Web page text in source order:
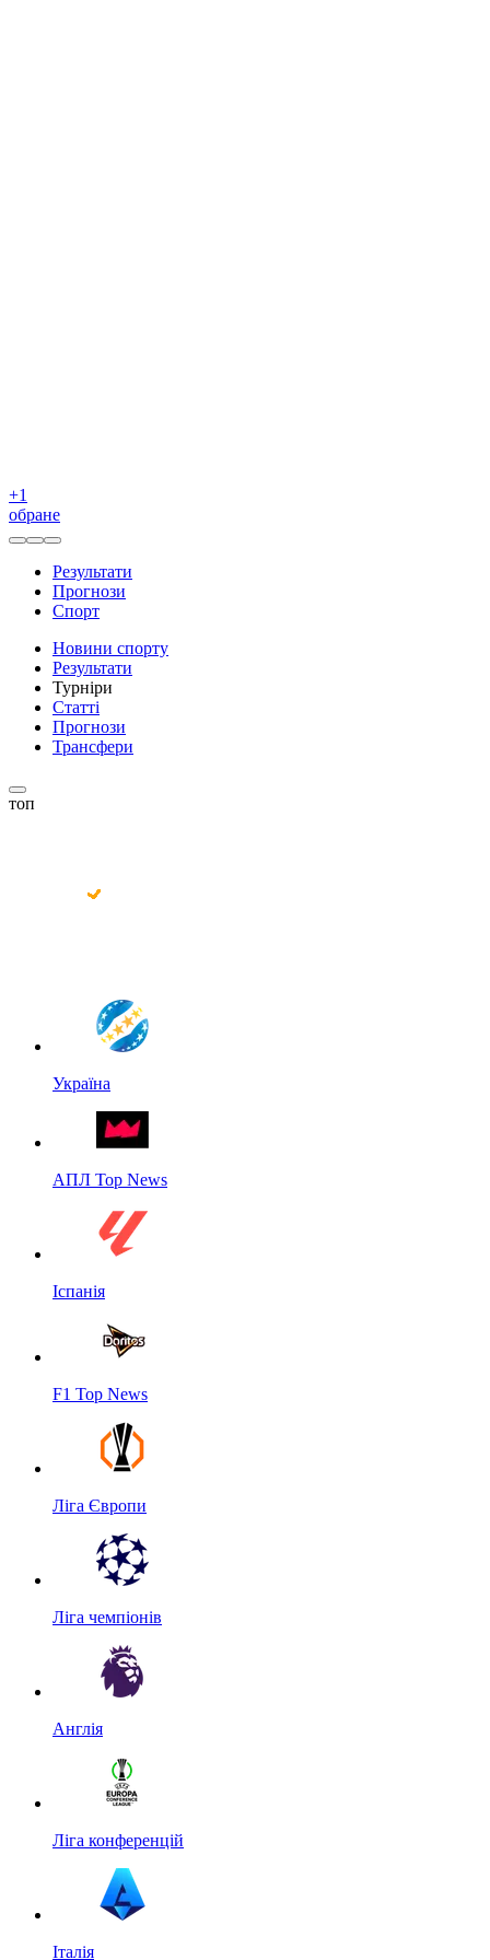
+1
обране
Результати
Прогнози
Спорт
Новини спорту
Результати
Турніри
Статті
Прогнози
Трансфери
топ
Україна
АПЛ Top News
Іспанія
F1 Top News
Ліга Європи
Ліга чемпіонів
Англія
Ліга конференцій
Італія